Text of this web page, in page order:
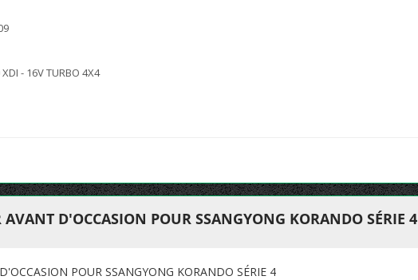
- 16V TURBO 4X4
AVANT D'OCCASION POUR SSANGYONG KORANDO SÉRIE 4
POUR SSANGYONG KORANDO SÉRIE 4